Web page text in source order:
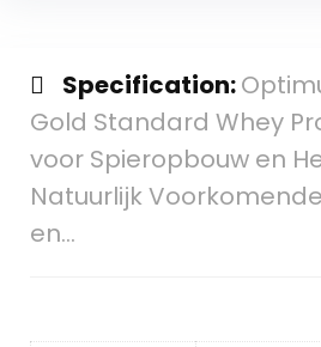
Specification:
Gold Standard Whey
voor Spieropbouw en
Natuurlijk
en…